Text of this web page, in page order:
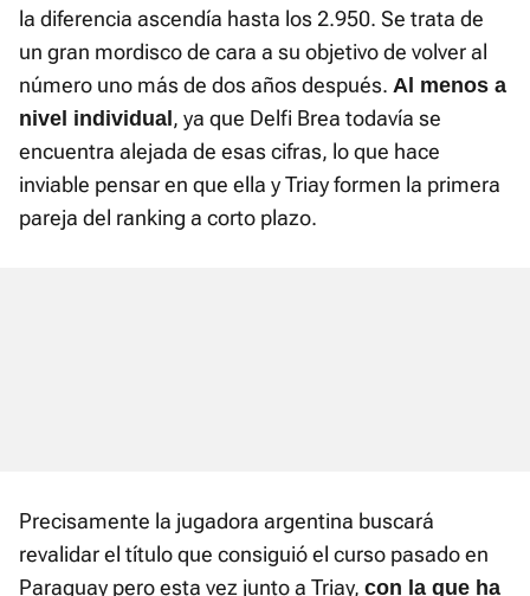
la diferencia ascendía hasta los 2.950. Se trata de
un gran mordisco de cara a su objetivo de volver al
número uno más de dos años después. Al menos a
nivel individual , ya que Delfi Brea todavía se
encuentra alejada de esas cifras, lo que hace
inviable pensar en que ella y Triay formen la primera
pareja del ranking a corto plazo.
Precisamente la jugadora argentina buscará
revalidar el título que consiguió el curso pasado en
Paraguay pero esta vez junto a Triay, con la que ha